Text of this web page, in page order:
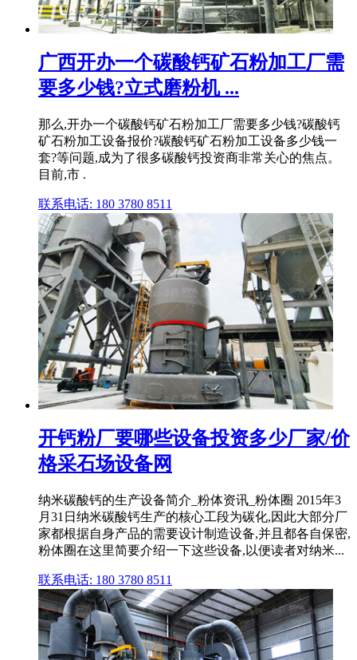
广西开办一个碳酸钙矿石粉加工厂需
要多少钱?立式磨粉机 ...
那么,开办一个碳酸钙矿石粉加工厂需要多少钱?碳酸钙
矿石粉加工设备报价?碳酸钙矿石粉加工设备多少钱一
套?等问题,成为了很多碳酸钙投资商非常关心的焦点。
目前,市 .
联系电话: 180 3780 8511
开钙粉厂要哪些设备投资多少厂家/价
格采石场设备网
纳米碳酸钙的生产设备简介_粉体资讯_粉体圈 2015年3
月31日纳米碳酸钙生产的核心工段为碳化,因此大部分厂
家都根据自身产品的需要设计制造设备,并且都各自保密,
粉体圈在这里简要介绍一下这些设备,以便读者对纳米...
联系电话: 180 3780 8511